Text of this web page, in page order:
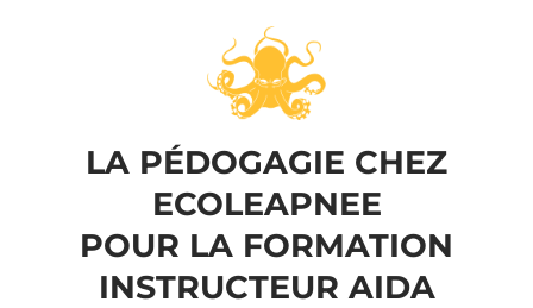
LA PÉDOGAGIE CHEZ
ECOLEAPNEE
POUR LA FORMATION
INSTRUCTEUR AIDA